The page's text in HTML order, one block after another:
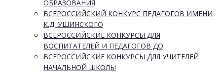
ОБРАЗОВАНИЯ
ВСЕРОССИЙСКИЙ КОНКУРС ПЕДАГОГОВ ИМЕНИ
К.Д. УШИНСКОГО
ВСЕРОССИЙСКИЕ КОНКУРСЫ ДЛЯ
ВОСПИТАТЕЛЕЙ И ПЕДАГОГОВ ДО
ВСЕРОССИЙСКИЕ КОНКУРСЫ ДЛЯ УЧИТЕЛЕЙ
НАЧАЛЬНОЙ ШКОЛЫ